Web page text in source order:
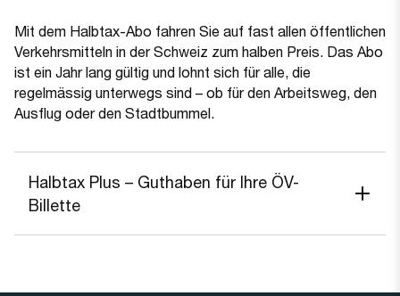
Mit dem Halbtax-Abo fahren Sie auf fast allen öffentlichen
Verkehrsmitteln in der Schweiz zum halben Preis. Das Abo
ist ein Jahr lang gültig und lohnt sich für alle, die
regelmässig unterwegs sind – ob für den Arbeitsweg, den
Ausflug oder den Stadtbummel.
Halbtax Plus – Guthaben für Ihre ÖV-
Billette